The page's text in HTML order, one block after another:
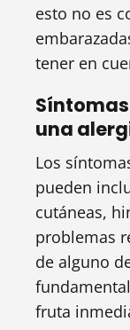
esto no es
tener en
una
Los
pueden
cutáneas,
problemas
de alguno
fruta